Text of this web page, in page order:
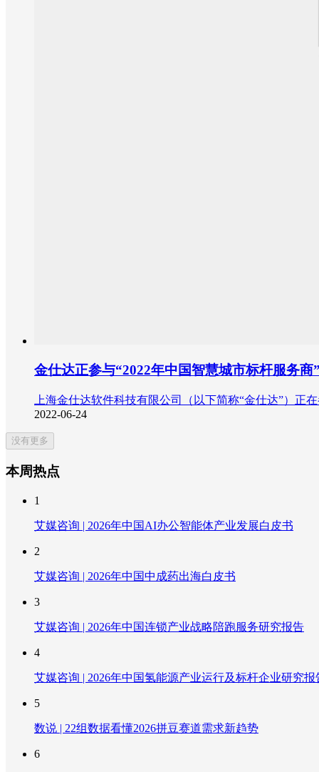
金仕达正参与“2022年中国智慧城市标杆服务商
上海金仕达软件科技有限公司（以下简称“金仕达”）正
2022-06-24
没有更多
本周热点
1
艾媒咨询 | 2026年中国AI办公智能体产业发展白皮书
2
艾媒咨询 | 2026年中国中成药出海白皮书
3
艾媒咨询 | 2026年中国连锁产业战略陪跑服务研究报告
4
艾媒咨询 | 2026年中国氢能源产业运行及标杆企业研究报
5
数说 | 22组数据看懂2026拼豆赛道需求新趋势
6